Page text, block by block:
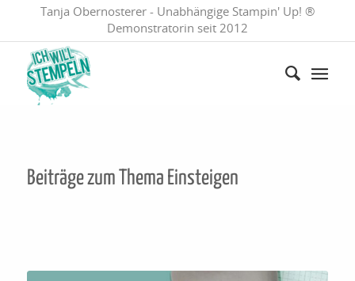
Tanja Obernosterer - Unabhängige Stampin' Up! ®
Demonstratorin seit 2012
Beiträge zum Thema Einsteigen